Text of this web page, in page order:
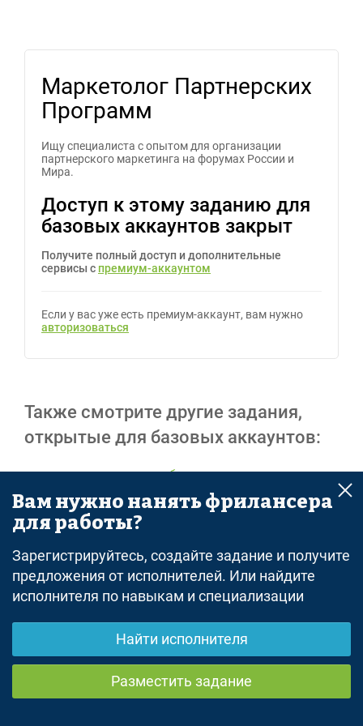
Маркетолог Партнерских
Программ
Ищу специалиста с опытом для организации
партнерского маркетинга на форумах России и
Мира.
Доступ к этому заданию для
базовых аккаунтов закрыт
Получите полный доступ и дополнительные
сервисы с премиум-аккаунтом
Если у вас уже есть премиум-аккаунт, вам нужно
авторизоваться
Также смотрите другие задания,
открытые для базовых аккаунтов:
все задания - удаленная работа
Реклама
© freelance.ru
Вам нужно нанять фрилансера
для работы?
Зарегистрируйтесь, создайте задание и получите
предложения от исполнителей. Или найдите
исполнителя по навыкам и специализации
Найти исполнителя
Разместить задание